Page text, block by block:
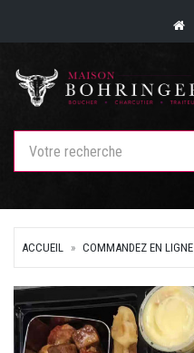
ACCUEIL COMMANDEZ EN LIGNE